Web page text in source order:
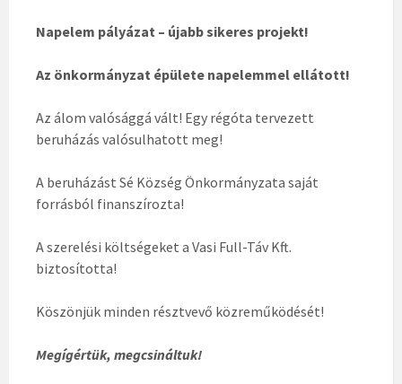
Napelem pályázat – újabb sikeres projekt!
Az önkormányzat épülete napelemmel ellátott!
Az álom valósággá vált! Egy régóta tervezett
beruházás valósulhatott meg!
A beruházást Sé Község Önkormányzata saját
forrásból finanszírozta!
A szerelési költségeket a Vasi Full-Táv Kft.
biztosította!
Köszönjük minden résztvevő közreműködését!
Megígértük, megcsináltuk!